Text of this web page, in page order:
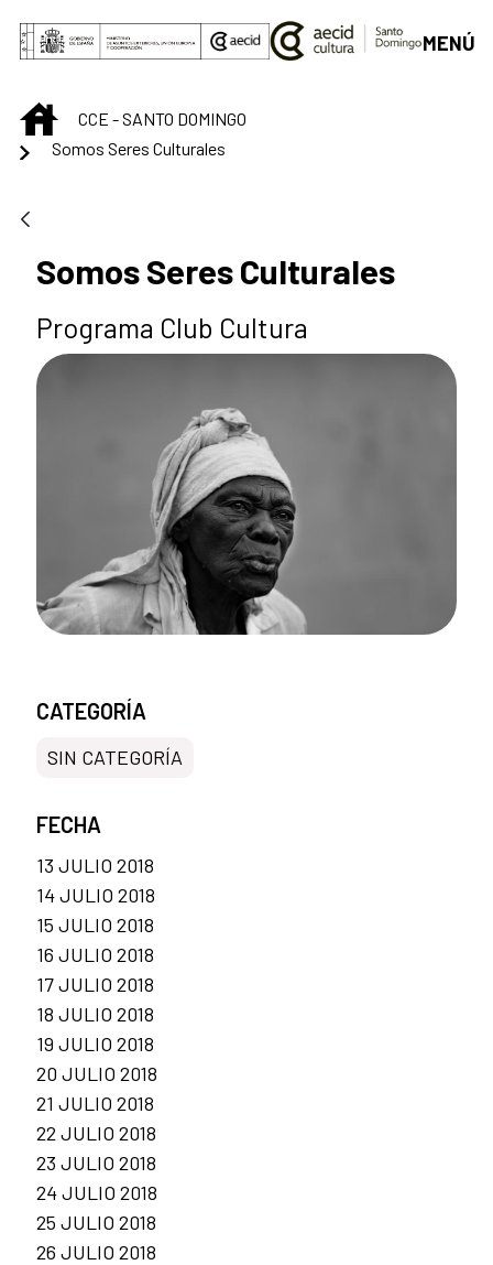
Saltar al contenido principal
MENÚ
INICIOCCE - SANTO DOMINGO
Somos Seres Culturales
Somos Seres Culturales
Programa Club Cultura
CATEGORÍA
SIN CATEGORÍA
FECHA
13 JULIO 2018
14 JULIO 2018
15 JULIO 2018
16 JULIO 2018
17 JULIO 2018
18 JULIO 2018
19 JULIO 2018
20 JULIO 2018
21 JULIO 2018
22 JULIO 2018
23 JULIO 2018
24 JULIO 2018
25 JULIO 2018
26 JULIO 2018